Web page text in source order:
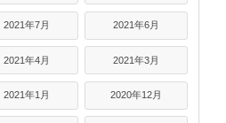
2021年7月 2021年6月
2021年4月 2021年3月
2021年1月 2020年12月